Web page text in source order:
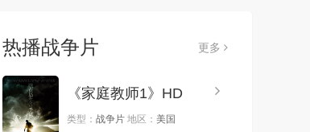
热播战争片 更多
《家庭教师1》HD
类型： 战争片 地区： 美国